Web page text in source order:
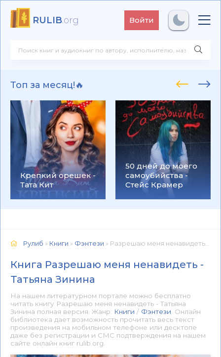
RULIB.org Войти
Топ за месяц!🔥
Крепкий орешек -
Тата Кит
50 дней до моего
самоубийства -
Стейс Крамер
Рулиб » Книги » Фэнтези » Разрешаю меня ненавидеть - Татьяна Зинина 📕 - Книга онлайн бесплатно
Книга Разрешаю меня ненавидеть -
Татьяна Зинина
На нашем литературном портале можно бесплатно
читать книгу Разрешаю меня ненавидеть - Татьяна
Зинина полная версия. Жанр: Книги / Фэнтези . Онлайн
библиотека дает возможность прочитать весь текст
произведения на мобильном телефоне или десктопе
даже без регистрации и СМС подтверждения на нашем
сайте онлайн книг rulib.org.